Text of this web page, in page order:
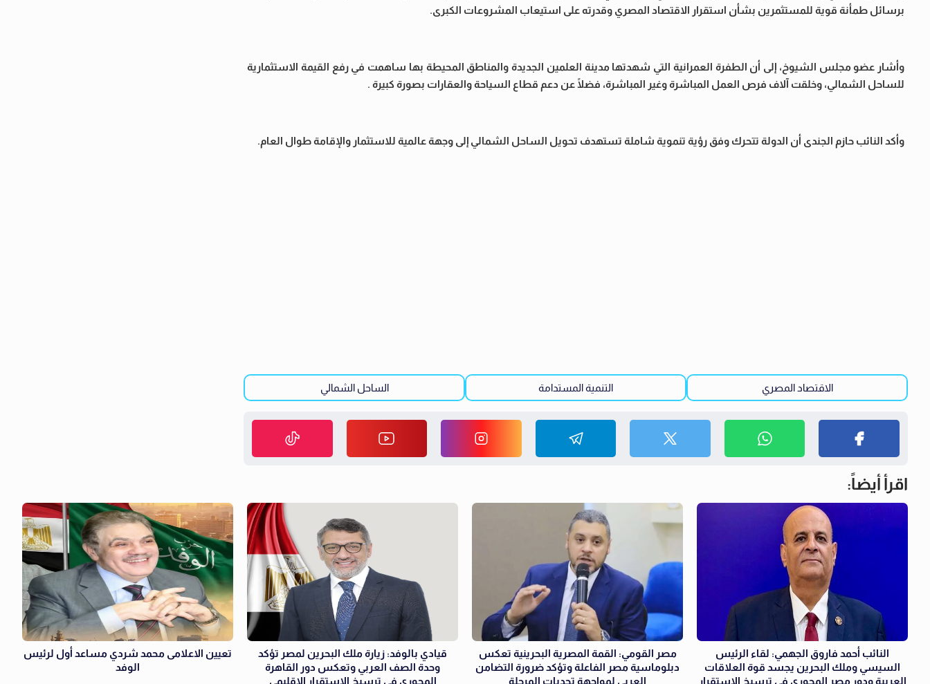
برسائل طمأنة قوية للمستثمرين بشأن استقرار الاقتصاد المصري وقدرته على استيعاب المشروعات الكبرى.
وأشار عضو مجلس الشيوخ، إلى أن الطفرة العمرانية التي شهدتها مدينة العلمين الجديدة والمناطق المحيطة بها ساهمت في رفع القيمة الاستثمارية
للساحل الشمالي، وخلقت آلاف فرص العمل المباشرة وغير المباشرة، فضلًا عن دعم قطاع السياحة والعقارات بصورة كبيرة .
وأكد النائب حازم الجندى أن الدولة تتحرك وفق رؤية تنموية شاملة تستهدف تحويل الساحل الشمالي إلى وجهة عالمية للاستثمار والإقامة طوال العام.
الاقتصاد المصري التنمية المستدامة الساحل الشمالي
اقرأ أيضاً:
النائب أحمد فاروق الجهمي: لقاء الرئيس
السيسي وملك البحرين يجسد قوة العلاقات
العربية ودور مصر المحوري في ترسيخ الاستقرار
مصر القومي: القمة المصرية البحرينية تعكس
دبلوماسية مصر الفاعلة وتؤكد ضرورة التضامن
العربي لمواجهة تحديات المرحلة
قيادي بالوفد: زيارة ملك البحرين لمصر تؤكد
وحدة الصف العربي وتعكس دور القاهرة
المحوري في ترسيخ الاستقرار الإقليمي
تعيين الاعلامى محمد شردي مساعد أول لرئيس
الوفد